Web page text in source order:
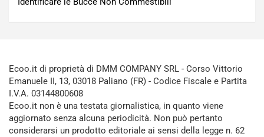
Ecoo.it di proprietà di DMM COMPANY SRL - Corso Vittorio
Emanuele II, 13, 03018 Paliano (FR) - Codice Fiscale e Partita
I.V.A. 03144800608
Ecoo.it non è una testata giornalistica, in quanto viene
aggiornato senza alcuna periodicità. Non può pertanto
considerarsi un prodotto editoriale ai sensi della legge n. 62